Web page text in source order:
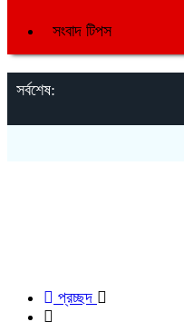
সংবাদ টিপস
সর্বশেষ:
প্রচ্ছদ